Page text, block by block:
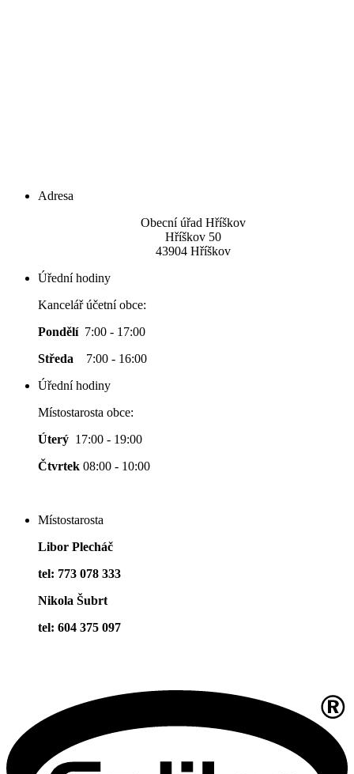
Adresa
Obecní úřad Hříškov
Hříškov 50
43904 Hříškov
Úřední hodiny
Kancelář účetní obce:
Pondělí 7:00 - 17:00
Středa 7:00 - 16:00
Úřední hodiny
Místostarosta obce:
Úterý 17:00 - 19:00
Čtvrtek 08:00 - 10:00
Místostarosta
Libor Plecháč
tel: 773 078 333
Nikola Šubrt
tel: 604 375 097